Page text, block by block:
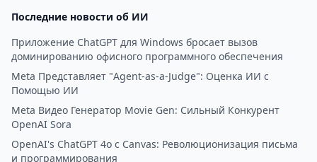
Последние новости об ИИ
Приложение ChatGPT для Windows бросает вызов
доминированию офисного программного обеспечения
Meta Представляет "Agent-as-a-Judge": Оценка ИИ с
Помощью ИИ
Meta Видео Генератор Movie Gen: Сильный Конкурент
OpenAI Sora
OpenAI's ChatGPT 4o с Canvas: Революционизация письма
и программирования